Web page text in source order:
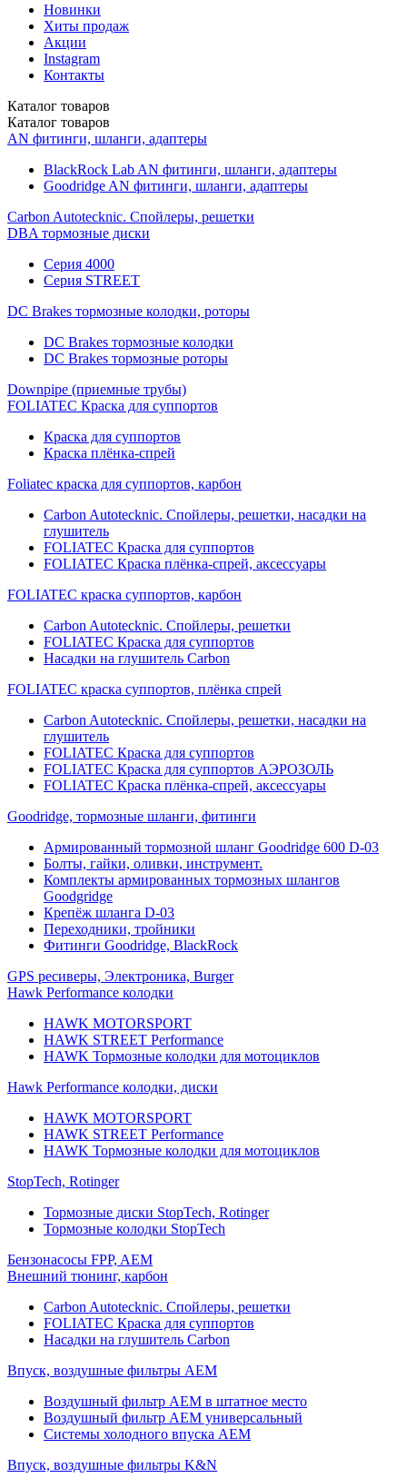
Новинки
Хиты продаж
Акции
Instagram
Контакты
Каталог товаров
Каталог товаров
AN фитинги, шланги, адаптеры
BlackRock Lab AN фитинги, шланги, адаптеры
Goodridge AN фитинги, шланги, адаптеры
Carbon Autotecknic. Спойлеры, решетки
DBA тормозные диски
Серия 4000
Серия STREET
DC Brakes тормозные колодки, роторы
DC Brakes тормозные колодки
DC Brakes тормозные роторы
Downpipe (приемные трубы)
FOLIATEC Краска для суппортов
Краска для суппортов
Краска плёнка-спрей
Foliatec краска для суппортов, карбон
Carbon Autotecknic. Спойлеры, решетки, насадки на
глушитель
FOLIATEC Краска для суппортов
FOLIATEC Краска плёнка-спрей, аксессуары
FOLIATEC краска суппортов, карбон
Carbon Autotecknic. Спойлеры, решетки
FOLIATEC Краска для суппортов
Насадки на глушитель Carbon
FOLIATEC краска суппортов, плёнка спрей
Carbon Autotecknic. Спойлеры, решетки, насадки на
глушитель
FOLIATEC Краска для суппортов
FOLIATEC Краска для суппортов АЭРОЗОЛЬ
FOLIATEC Краска плёнка-спрей, аксессуары
Goodridge, тормозные шланги, фитинги
Армированный тормозной шланг Goodridge 600 D-03
Болты, гайки, оливки, инструмент.
Комплекты армированных тормозных шлангов
Goodgridge
Крепёж шланга D-03
Переходники, тройники
Фитинги Goodridge, BlackRock
GPS ресиверы, Электроника, Burger
Hawk Performance колодки
HAWK MOTORSPORT
HAWK STREET Performance
HAWK Тормозные колодки для мотоциклов
Hawk Performance колодки, диски
HAWK MOTORSPORT
HAWK STREET Performance
HAWK Тормозные колодки для мотоциклов
StopTech, Rotinger
Тормозные диски StopTech, Rotinger
Тормозные колодки StopTech
Бензонасосы FPP, AEM
Внешний тюнинг, карбон
Carbon Autotecknic. Спойлеры, решетки
FOLIATEC Краска для суппортов
Насадки на глушитель Carbon
Впуск, воздушные фильтры AEM
Воздушный фильтр AEM в штатное место
Воздушный фильтр AEM универсальный
Системы холодного впуска AEM
Впуск, воздушные фильтры K&N